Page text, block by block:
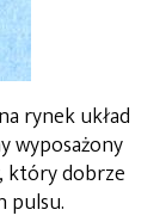
rynek układ
wyposażony
który dobrze
pulsu.